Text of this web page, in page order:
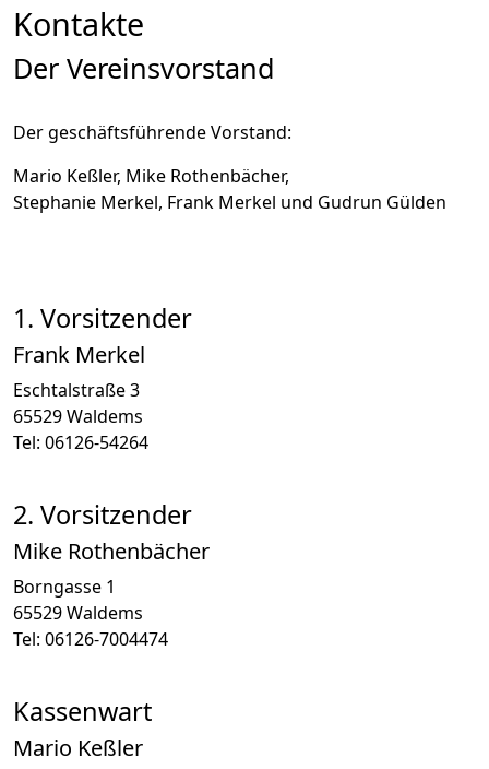
Kontakte
Der Vereinsvorstand
Der geschäftsführende Vorstand:
Mario Keßler, Mike Rothenbächer,
Stephanie Merkel, Frank Merkel und Gudrun Gülden
1. Vorsitzender
Frank Merkel
Eschtalstraße 3
65529 Waldems
Tel: 06126-54264
2. Vorsitzender
Mike Rothenbächer
Borngasse 1
65529 Waldems
Tel: 06126-7004474
Kassenwart
Mario Keßler